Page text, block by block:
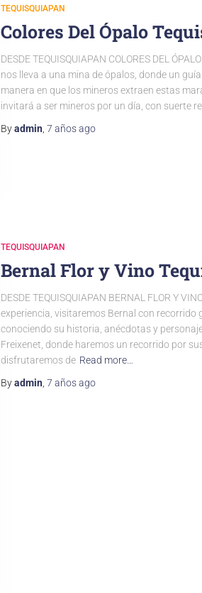
TEQUISQUIAPAN
Colores Del Ópalo
DESDE TEQUISQUIAPAN COLORES DEL
nos lleva a una mina de ópalos, donde un
manera en que los mineros extraen estas
invitará a ser mineros por un día, con suerte
Byadmin ,7 añosago
TEQUISQUIAPAN
Bernal Flor y Vino
DESDE TEQUISQUIAPAN BERNAL FLOR Y
experiencia, visitaremos Bernal con recorrido
conociendo su historia, anécdotas y
Freixenet, donde haremos un recorrido por
disfrutaremos de Read more…
Byadmin,7 añosago